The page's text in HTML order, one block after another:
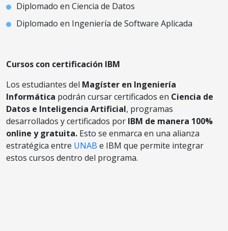
Diplomado en Ciencia de Datos
Diplomado en Ingeniería de Software Aplicada
Cursos con certificación IBM
Los estudiantes del Magíster en Ingeniería
Informática podrán cursar certificados en Ciencia de
Datos e Inteligencia Artificial, programas
desarrollados y certificados por IBM de manera 100%
online y gratuita. Esto se enmarca en una alianza
estratégica entre UNAB e IBM que permite integrar
estos cursos dentro del programa.